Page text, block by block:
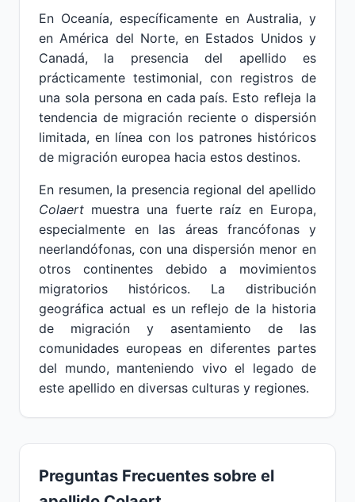
En Oceanía, específicamente en Australia, y
en América del Norte, en Estados Unidos y
Canadá, la presencia del apellido es
prácticamente testimonial, con registros de
una sola persona en cada país. Esto refleja la
tendencia de migración reciente o dispersión
limitada, en línea con los patrones históricos
de migración europea hacia estos destinos.
En resumen, la presencia regional del apellido
Colaert muestra una fuerte raíz en Europa,
especialmente en las áreas francófonas y
neerlandófonas, con una dispersión menor en
otros continentes debido a movimientos
migratorios históricos. La distribución
geográfica actual es un reflejo de la historia
de migración y asentamiento de las
comunidades europeas en diferentes partes
del mundo, manteniendo vivo el legado de
este apellido en diversas culturas y regiones.
Preguntas Frecuentes sobre el